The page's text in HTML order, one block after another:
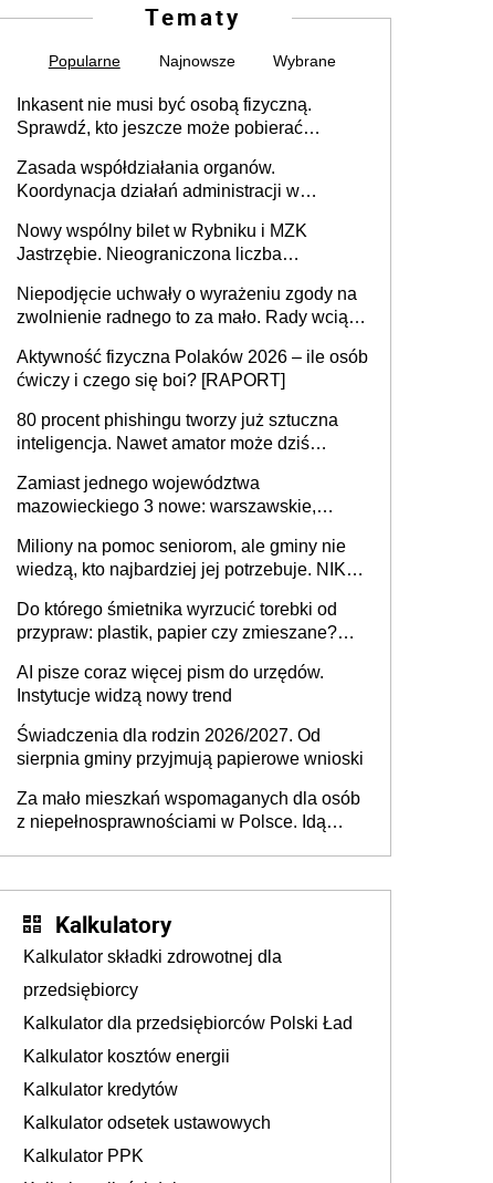
Tematy
Popularne Najnowsze Wybrane
Inkasent nie musi być osobą fizyczną.
Sprawdź, kto jeszcze może pobierać
Zasada współdziałania organów.
Koordynacja działań administracji w
Nowy wspólny bilet w Rybniku i MZK
Jastrzębie. Nieograniczona liczba
Niepodjęcie uchwały o wyrażeniu zgody na
zwolnienie radnego to za mało. Rady wciąż
rozstrzygać sprawy
Aktywność fizyczna Polaków 2026 – ile osób
ćwiczy i czego się boi? [RAPORT]
80 procent phishingu tworzy już sztuczna
inteligencja. Nawet amator może dziś
Zamiast jednego województwa
mazowieckiego 3 nowe: warszawskie,
Europie nie ma tak dużych jednostek
stołecznych
Miliony na pomoc seniorom, ale gminy nie
wiedzą, kto najbardziej jej potrzebuje. NIK
Do którego śmietnika wyrzucić torebki od
przypraw: plastik, papier czy zmieszane?
AI pisze coraz więcej pism do urzędów.
Instytucje widzą nowy trend
Świadczenia dla rodzin 2026/2027. Od
sierpnia gminy przyjmują papierowe wnioski
Za mało mieszkań wspomaganych dla osób
z niepełnosprawnościami w Polsce. Idą
Kalkulatory
Kalkulator składki zdrowotnej dla
przedsiębiorcy
Kalkulator dla przedsiębiorców Polski Ład
Kalkulator kosztów energii
Kalkulator kredytów
Kalkulator odsetek ustawowych
Kalkulator PPK